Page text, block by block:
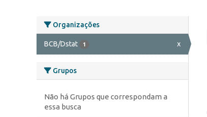
Organizações
BCB/Dstat 1 x
Grupos
Não há Grupos que correspondam a
essa busca